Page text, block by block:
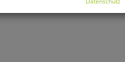
ablehnen, wird Ihr Besuch